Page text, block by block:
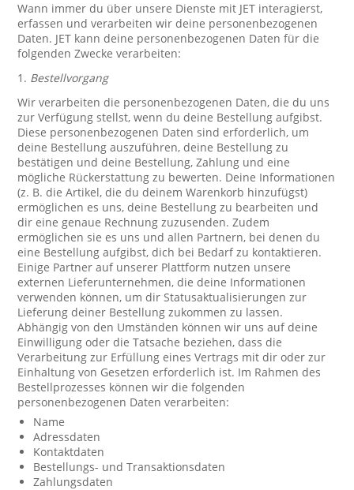
Wann immer du über unsere Dienste mit JET interagierst,
erfassen und verarbeiten wir deine personenbezogenen
Daten. JET kann deine personenbezogenen Daten für die
folgenden Zwecke verarbeiten:
1. Bestellvorgang
Wir verarbeiten die personenbezogenen Daten, die du uns
zur Verfügung stellst, wenn du deine Bestellung aufgibst.
Diese personenbezogenen Daten sind erforderlich, um
deine Bestellung auszuführen, deine Bestellung zu
bestätigen und deine Bestellung, Zahlung und eine
mögliche Rückerstattung zu bewerten. Deine Informationen
(z. B. die Artikel, die du deinem Warenkorb hinzufügst)
ermöglichen es uns, deine Bestellung zu bearbeiten und
dir eine genaue Rechnung zuzusenden. Zudem
ermöglichen sie es uns und allen Partnern, bei denen du
eine Bestellung aufgibst, dich bei Bedarf zu kontaktieren.
Einige Partner auf unserer Plattform nutzen unsere
externen Lieferunternehmen, die deine Informationen
verwenden können, um dir Statusaktualisierungen zur
Lieferung deiner Bestellung zukommen zu lassen.
Abhängig von den Umständen können wir uns auf deine
Einwilligung oder die Tatsache beziehen, dass die
Verarbeitung zur Erfüllung eines Vertrags mit dir oder zur
Einhaltung von Gesetzen erforderlich ist. Im Rahmen des
Bestellprozesses können wir die folgenden
personenbezogenen Daten verarbeiten:
Name
Adressdaten
Kontaktdaten
Bestellungs- und Transaktionsdaten
Zahlungsdaten